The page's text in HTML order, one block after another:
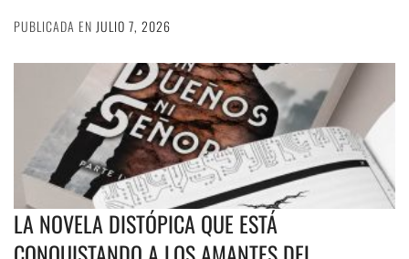
PUBLICADA EN JULIO 7, 2026
LA NOVELA DISTÓPICA QUE ESTÁ